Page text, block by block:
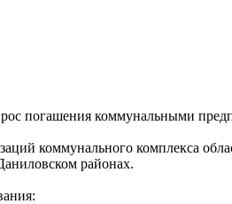
погашения коммунальными
коммунального комплекса
районах.